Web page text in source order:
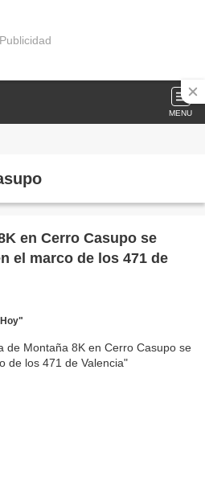
Publicidad
MENU
en Cerro Casupo se
el marco de los 471 de